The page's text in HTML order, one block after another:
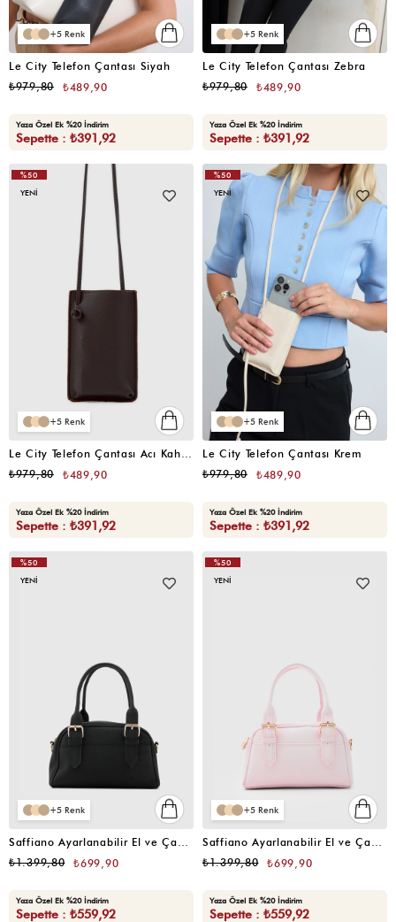
5
Le City Telefon Çantası Siyah
₺489,90
₺979,80
Yaza Özel Ek %20 İndirim
Sepette : ₺391,92
5
Le City Telefon Çantası Zebra
₺489,90
₺979,80
Yaza Özel Ek %20 İndirim
Sepette : ₺391,92
5
Le City Telefon Çantası Acı Kahve
₺489,90
₺979,80
Yaza Özel Ek %20 İndirim
Sepette : ₺391,92
%50
YENI
5
Le City Telefon Çantası Krem
₺489,90
₺979,80
Yaza Özel Ek %20 İndirim
Sepette : ₺391,92
%50
YENI
5
₺699,90
₺1.399,80
Yaza Özel Ek %20 İndirim
Sepette : ₺559,92
%50
YENI
5
₺699,90
₺1.399,80
Yaza Özel Ek %20 İndirim
Sepette : ₺559,92
%50
YENI